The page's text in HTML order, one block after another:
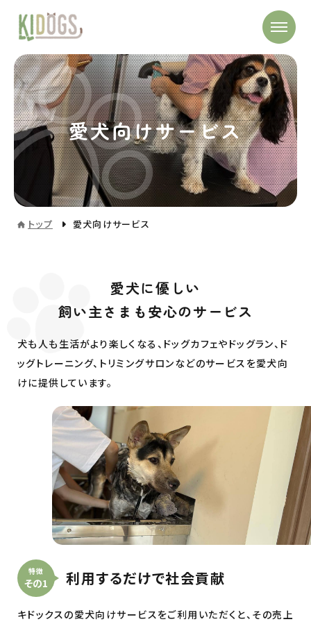
愛犬向けサービス
トップ 愛犬向けサービス
愛犬に優しい
飼い主さまも安心のサービス
犬も人も生活がより楽しくなる、ドッグカフェやドッグラン、ド
ッグトレーニング、 トリミングサロンなどのサービスを愛犬向
けに提供しています。
特徴
その1 利用するだけで社会貢献
キドックスの愛犬向けサービスをご利用いただくと、その売上